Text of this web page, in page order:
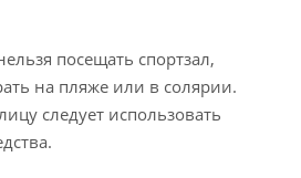
посещать спортзал,
на пляже или в солярии.
следует использовать